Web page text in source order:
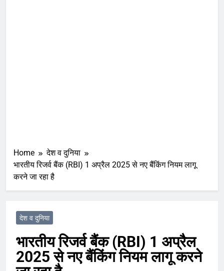
Home
देश व दुनिया
भारतीय रिजर्व बैंक (RBI) 1 अप्रैल 2025 से नए बैंकिंग नियम लागू
करने जा रहा है
देश व दुनिया
भारतीय रिजर्व बैंक (RBI) 1 अप्रैल
2025 से नए बैंकिंग नियम लागू करने